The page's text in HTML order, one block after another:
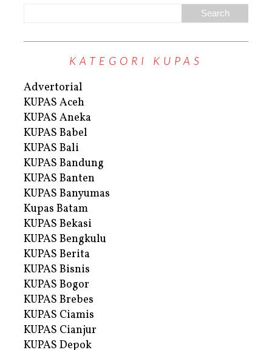
KATEGORI KUPAS
Advertorial
KUPAS Aceh
KUPAS Aneka
KUPAS Babel
KUPAS Bali
KUPAS Bandung
KUPAS Banten
KUPAS Banyumas
Kupas Batam
KUPAS Bekasi
KUPAS Bengkulu
KUPAS Berita
KUPAS Bisnis
KUPAS Bogor
KUPAS Brebes
KUPAS Ciamis
KUPAS Cianjur
KUPAS Depok